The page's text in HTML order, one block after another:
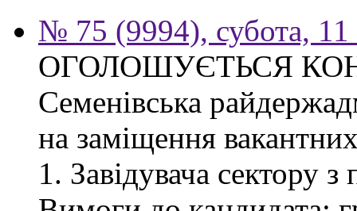
№ 75 (9994), субота, 11
ОГОЛОШУЄТЬСЯ
Семенівська
на заміщення
1. Завідувача сектору